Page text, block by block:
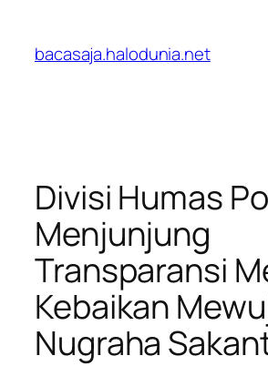
konten
bacasaja.halodunia.net
Divisi Humas
Menjunjung
Transparansi
Kebaikan
Nugraha